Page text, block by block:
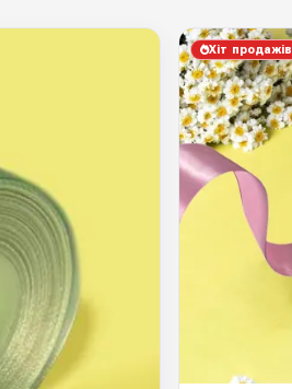
Хіт продажів